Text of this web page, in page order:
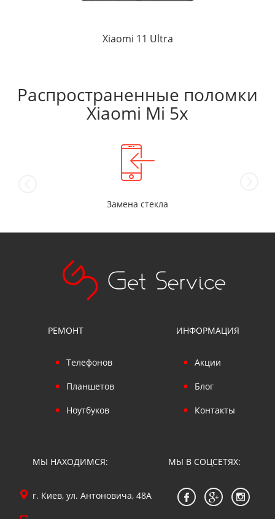
Xiaomi 11 Ultra
Распространенные поломки
Xiaomi Mi 5x
Замена стекла
РЕМОНТ
Телефонов
Планшетов
Ноутбуков
ИНФОРМАЦИЯ
Акции
Блог
Контакты
МЫ НАХОДИМСЯ:
г. Киев, ул. Антоновича, 48А
МЫ В СОЦСЕТЯХ: